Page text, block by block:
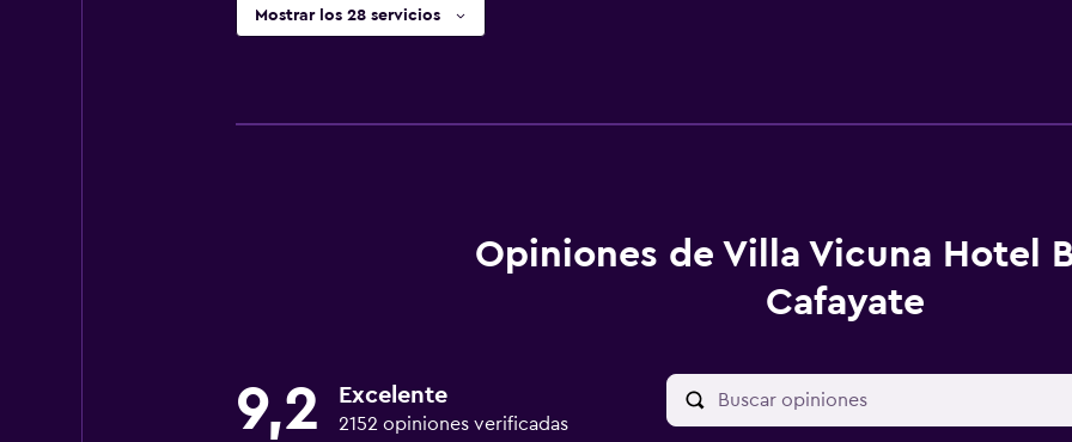
Mostrar los 28 servicios
Opiniones de Villa Vicuna Hotel
Cafayate
9,2 Excelente
2152 opiniones verificadas